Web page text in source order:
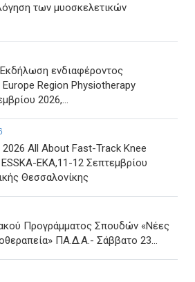
των μυοσκελετικών
ενδιαφέροντος
Region Physiotherapy
2026,...
All About Fast-Track Knee
EKA,11-12 Σεπτεμβρίου
Θεσσαλονίκης
Προγράμματος Σπουδών «Νέες
ΠΑ.Δ.Α.- Σάββατο 23...